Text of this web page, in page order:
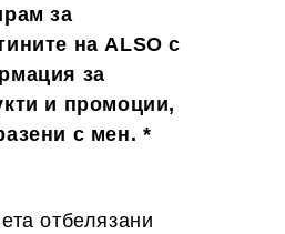
за
на ALSO с
за
и промоции,
с мен. *
отбелязани